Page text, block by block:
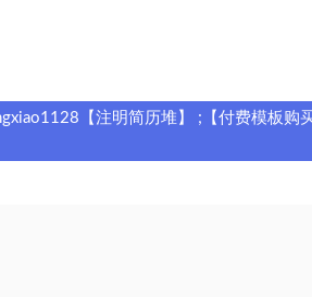
【注明简历堆】 ;【付费模板购